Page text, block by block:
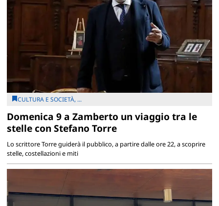
CULTURA E SOCIETÀ, ...
Domenica 9 a Zamberto un viaggio tra le
stelle con Stefano Torre
Lo scrittore Torre guiderà il pubblico, a partire dalle ore 22, a scoprire
stelle, costellazioni e miti